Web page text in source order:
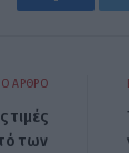
ΆΡΘΡΟ
τιμές
των